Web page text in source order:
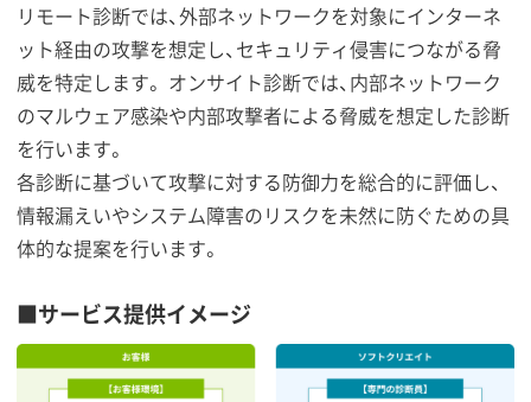
リモート診断では、外部ネットワークを対象にインターネ
ット経由の攻撃を想定し、セキュリティ侵害につながる脅
威を特定します。 オンサイト診断では、内部ネットワーク
のマルウェア感染や内部攻撃者による脅威を想定した診断
を行います。
各診断に基づいて攻撃に対する防御力を総合的に評価し、
情報漏えいやシステム障害のリスクを未然に防ぐための具
体的な提案を行います。
■サービス提供イメージ